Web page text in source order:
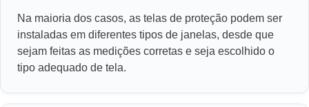
Na maioria dos casos, as telas de proteção podem ser
instaladas em diferentes tipos de janelas, desde que
sejam feitas as medições corretas e seja escolhido o
tipo adequado de tela.